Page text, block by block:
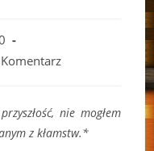
nie mogłem
z kłamstw.*